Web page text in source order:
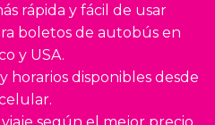
rápida y fácil de usar
boletos de autobús en
y USA.
horarios disponibles desde